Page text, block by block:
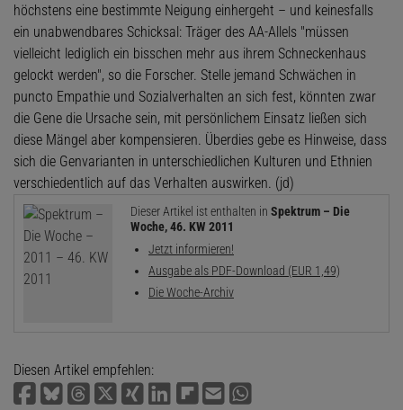
höchstens eine bestimmte Neigung einhergeht – und keinesfalls
ein unabwendbares Schicksal: Träger des AA-Allels "müssen
vielleicht lediglich ein bisschen mehr aus ihrem Schneckenhaus
gelockt werden", so die Forscher. Stelle jemand Schwächen in
puncto Empathie und Sozialverhalten an sich fest, könnten zwar
die Gene die Ursache sein, mit persönlichem Einsatz ließen sich
diese Mängel aber kompensieren. Überdies gebe es Hinweise, dass
sich die Genvarianten in unterschiedlichen Kulturen und Ethnien
verschiedentlich auf das Verhalten auswirken. (jd)
Dieser Artikel ist enthalten in Spektrum – Die
Woche, 46. KW 2011
Jetzt informieren!
Ausgabe als PDF-Download (EUR 1,49)
Die Woche-Archiv
Diesen Artikel empfehlen: